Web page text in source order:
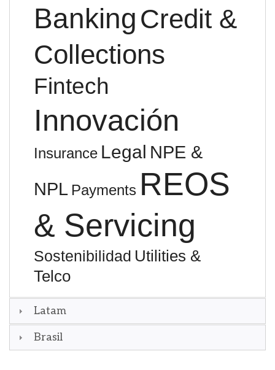
Banking Credit &
Collections
Fintech
Innovación
Insurance Legal NPE &
NPL Payments REOS
& Servicing
Sostenibilidad Utilities &
Telco
Latam
Brasil